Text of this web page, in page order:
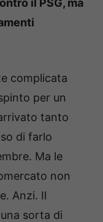
complicata
per un
tanto
di farlo
Ma le
non
Anzi. Il
sorta di